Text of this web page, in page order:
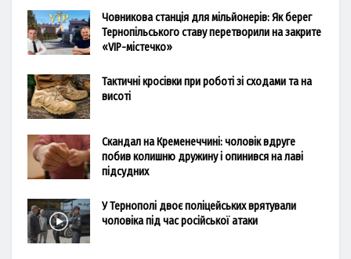
Човникова станція для мільйонерів: Як берег
Тернопільського ставу перетворили на закрите
«VIP-містечко»
Тактичні кросівки при роботі зі сходами та на
висоті
Скандал на Кременеччині: чоловік вдруге
побив колишню дружину і опинився на лаві
підсудних
У Тернополі двоє поліцейських врятували
чоловіка під час російської атаки